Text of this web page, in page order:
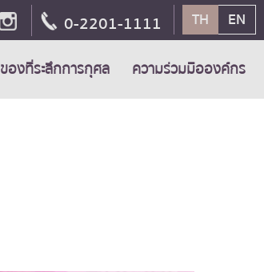
0-2201-1111 TH EN
ของที่ระลึกการกุศล ความร่วมมือองค์กร